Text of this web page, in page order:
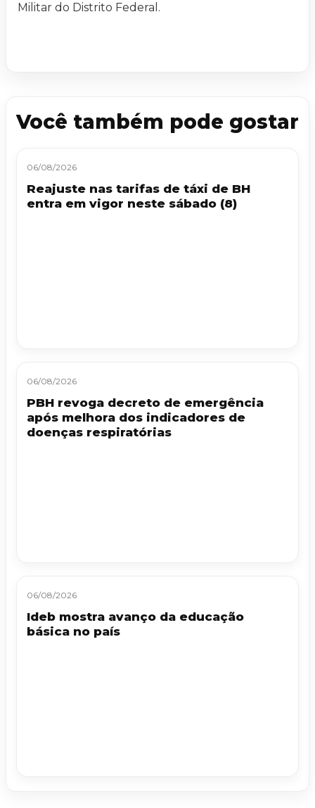
Militar do Distrito Federal.
Você também pode gostar
06/08/2026
Reajuste nas tarifas de táxi de BH
entra em vigor neste sábado (8)
06/08/2026
PBH revoga decreto de emergência
após melhora dos indicadores de
doenças respiratórias
06/08/2026
Ideb mostra avanço da educação
básica no país